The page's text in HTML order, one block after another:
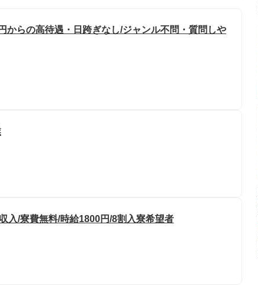
からの高待遇・日跨ぎなし/ジャンル不問・質問しや
入/寮費無料/時給1800円/8割入寮希望者